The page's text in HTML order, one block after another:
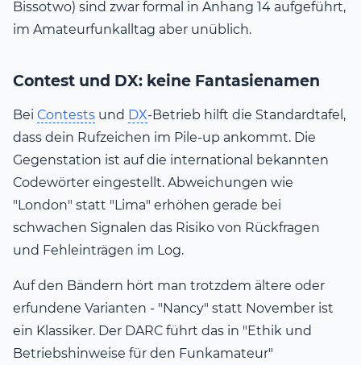
Bissotwo) sind zwar formal in Anhang 14 aufgeführt,
im Amateurfunkalltag aber unüblich.
Contest und DX: keine Fantasienamen
Bei Contests und DX-Betrieb hilft die Standardtafel,
dass dein Rufzeichen im Pile-up ankommt. Die
Gegenstation ist auf die international bekannten
Codewörter eingestellt. Abweichungen wie
"London" statt "Lima" erhöhen gerade bei
schwachen Signalen das Risiko von Rückfragen
und Fehleinträgen im Log.
Auf den Bändern hört man trotzdem ältere oder
erfundene Varianten - "Nancy" statt November ist
ein Klassiker. Der DARC führt das in "Ethik und
Betriebshinweise für den Funkamateur"